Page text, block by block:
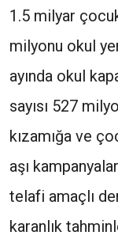
1.5 milyar
milyonu okul
ayında okul
sayısı 527
kızamığa ve
aşı
telafi amaçlı
karanlık